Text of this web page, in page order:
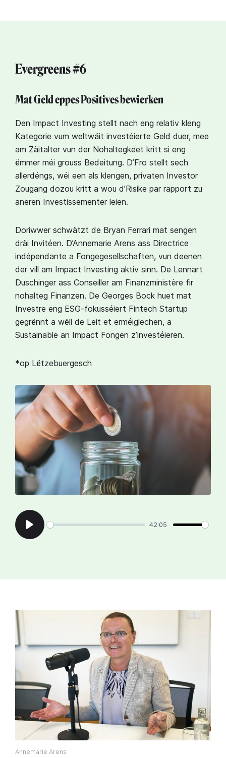
Evergreens #6
Mat Geld eppes Positives bewierken
Den Impact Investing stellt nach eng relativ kleng
Kategorie vum weltwäit investéierte Geld duer, mee
am Zäitalter vun der Nohaltegkeet kritt si eng
ëmmer méi grouss Bedeitung. D’Fro stellt sech
allerdéngs, wéi een als klengen, privaten Investor
Zougang dozou kritt a wou d’Risike par rapport zu
aneren Investissementer leien.
Doriwwer schwätzt de Bryan Ferrari mat sengen
dräi Invitéen. D’Annemarie Arens ass Directrice
indépendante a Fongegesellschaften, vun deenen
der vill am Impact Investing aktiv sinn. De Lennart
Duschinger ass Conseiller am Finanzministère fir
nohalteg Finanzen. De Georges Bock huet mat
Investre eng ESG-fokusséiert Fintech Startup
gegrënnt a wëll de Leit et erméiglechen, a
Sustainable an Impact Fongen z’investéieren.
*op Lëtzebuergesch
Play
42:05
Annemarie Arens